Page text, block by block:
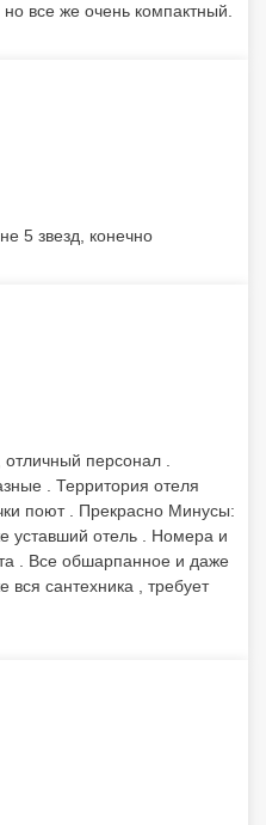
все же очень компактный.
5 звезд, конечно
персонал .
. Территория отеля
поют . Прекрасно Минусы:
уставший отель . Номера и
. Все обшарпанное и даже
вся сантехника , требует